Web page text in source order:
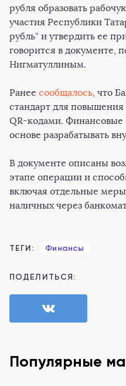
рубля образовать
участия Республики
рубль” и утвердить ее
говорится в документе,
Нигматуллиным.
Ранее сообщалось, что
стандарт для
QR-кодами. Финансовые
основе разрабатывать
В документе описаны
этапе операции и
включая отдельные
наличных через
ТЕГИ: Финансы
ПОДЕЛИТЬСЯ:
Популярные